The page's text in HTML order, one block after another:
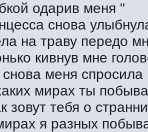
одарив меня "
снова
на траву передо
кивнув мне
меня спросила
мирах ты
зовут тебя о
я разных